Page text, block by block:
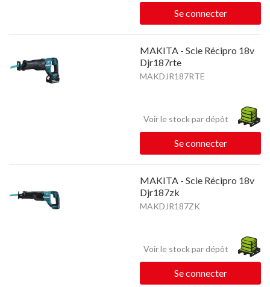
Se connecter
MAKITA - Scie Récipro 18v
Djr187rte
MAKDJR187RTE
Voir le stock par dépôt
Se connecter
MAKITA - Scie Récipro 18v
Djr187zk
MAKDJR187ZK
Voir le stock par dépôt
Se connecter